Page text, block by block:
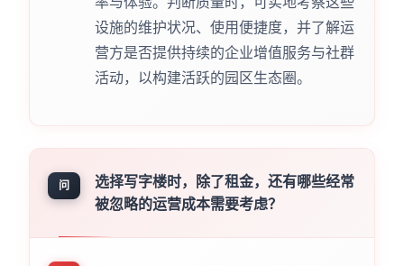
设施的维护状况、使用便捷度，并了解运
营方是否提供持续的企业增值服务与社群
活动，以构建活跃的园区生态圈。
问
选择写字楼时，除了租金，还有哪些经常
被忽略的运营成本需要考虑？